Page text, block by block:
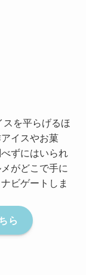
を平らげるほ
イスやお菓
ずにはいられ
がどこで手に
ビゲートしま
ら